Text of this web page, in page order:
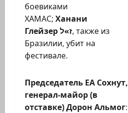
боевиками
ХАМАС; Ханани
Глейзерז»ל, также из
Бразилии, убит на
фестивале.
Председатель ЕА Сохнут,
генерал-майор (в
отставке) Дорон Альмог: